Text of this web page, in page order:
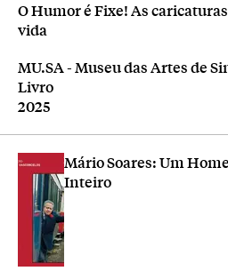
O Humor é Fixe! As
vida
Editora
MU.SA - Museu das Artes de
Tipologia
Livro
Ano
2025
Mário Soares: Um
Inteiro